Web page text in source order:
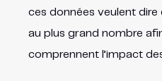
ces données veulent dire
au plus grand nombre
comprennent l’impact